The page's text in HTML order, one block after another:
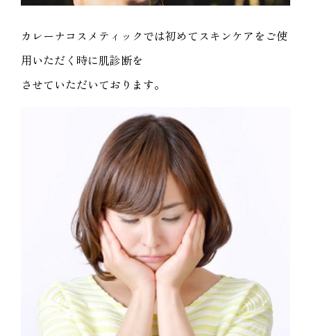
カレーナコスメティックでは初めてスキンケアをご使
用いただく時に肌診断を
させていただいております。